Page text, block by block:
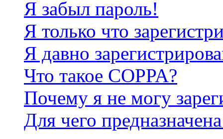
Я забыл пароль!
Я только что
Я давно
Что такое COPPA?
Почему я не могу
Для чего